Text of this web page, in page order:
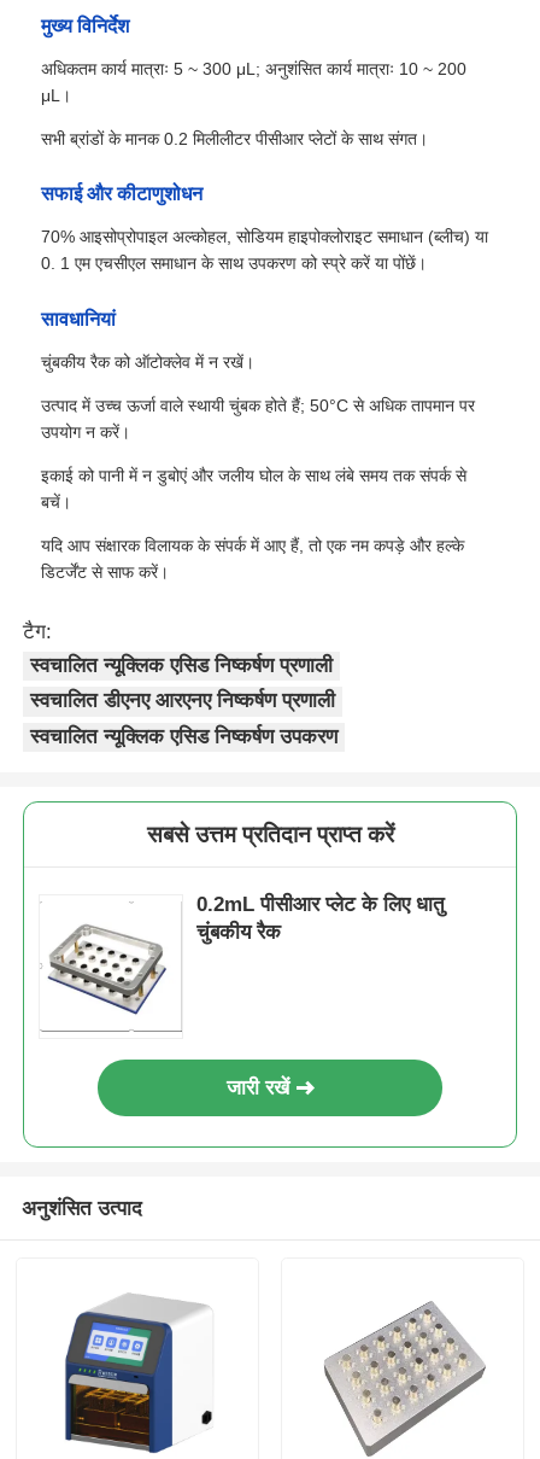
घर
कारखाने का दौरा
समाचार
चुंबकीय मोती न्यूक्लिक एसिड निष्कर्षण
डीएनए / आरएनए निष्कर्षण किट
मुख्य विनिर्देश
अधिकतम कार्य मात्राः 5 ~ 300 μL; अनुशंसित कार्य मात्राः 10 ~ 200
μL।
सभी ब्रांडों के मानक 0.2 मिलीलीटर पीसीआर प्लेटों के साथ संगत।
सफाई और कीटाणुशोधन
70% आइसोप्रोपाइल अल्कोहल, सोडियम हाइपोक्लोराइट समाधान (ब्लीच) या
0. 1 एम एचसीएल समाधान के साथ उपकरण को स्प्रे करें या पोंछें।
सावधानियां
चुंबकीय रैक को ऑटोक्लेव में न रखें।
उत्पाद में उच्च ऊर्जा वाले स्थायी चुंबक होते हैं; 50°C से अधिक तापमान पर
उपयोग न करें।
इकाई को पानी में न डुबोएं और जलीय घोल के साथ लंबे समय तक संपर्क से
बचें।
यदि आप संक्षारक विलायक के संपर्क में आए हैं, तो एक नम कपड़े और हल्के
डिटर्जेंट से साफ करें।
टैग:
स्वचालित न्यूक्लिक एसिड निष्कर्षण प्रणाली
स्वचालित डीएनए आरएनए निष्कर्षण प्रणाली
स्वचालित न्यूक्लिक एसिड निष्कर्षण उपकरण
सबसे उत्तम प्रतिदान प्राप्त करें
0.2mL पीसीआर प्लेट के लिए धातु
चुंबकीय रैक
जारी रखें
अनुशंसित उत्पाद